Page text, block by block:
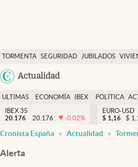
TORMENTA SEGURIDAD JUBILADOS
Actualidad
Economía y finanzas
Política
Actualidad
Criptomonedas
España
ULTIMAS
NOTICIAS
ECONOMÍA
FINANZAS
IBEX
EURO
POLÍTICA
IBEX 35
20.176
20.176 -0.02%
EURO-USD
$ 1,16 $
Cronista España Actualidad
Alerta